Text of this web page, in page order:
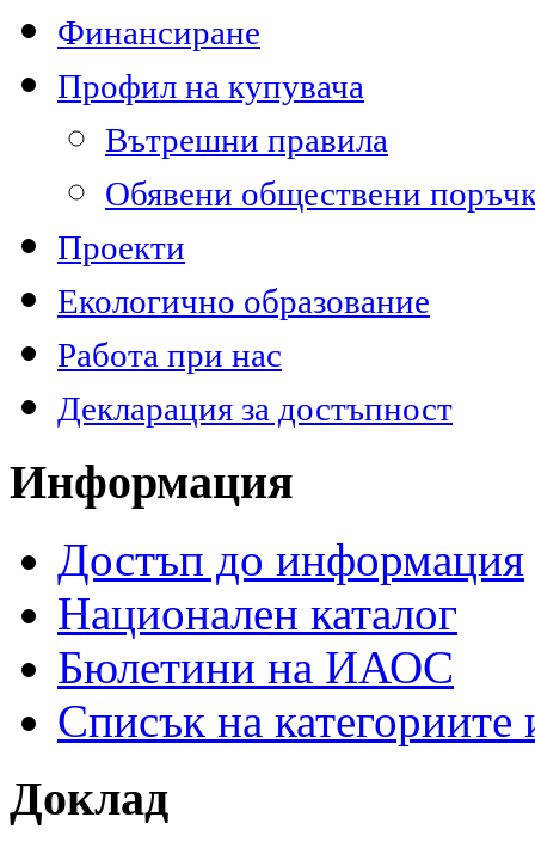
Финансиране
Профил на купувача
Вътрешни правила
Обявени обществени
Проекти
Екологично образование
Работа при нас
Декларация за достъпност
Информация
Достъп до информация
Национален каталог
Бюлетини на ИАОС
Списък на
Доклад